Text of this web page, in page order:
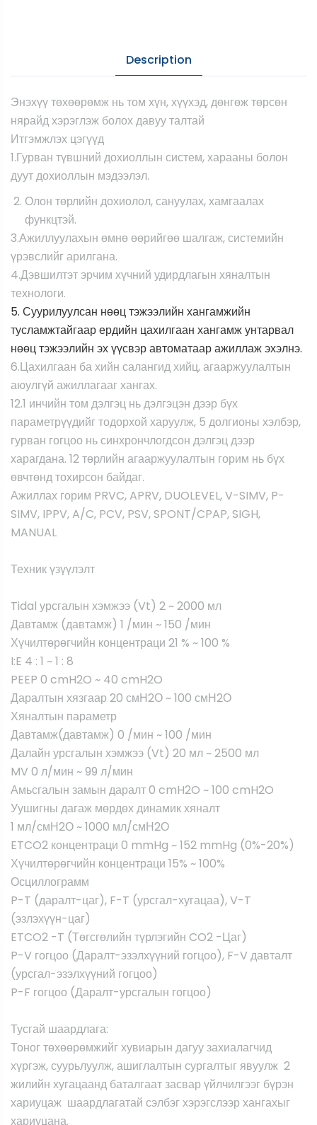
Description
Энэхүү төхөөрөмж нь том хүн, хүүхэд, дөнгөж төрсөн
нярайд хэрэглэж болох давуу талтай
Итгэмжлэх цэгүүд
1.Гурван түвшний дохиоллын систем, харааны болон
дуут дохиоллын мэдээлэл.
Олон төрлийн дохиолол, сануулах, хамгаалах
функцтэй.
3.Ажиллуулахын өмнө өөрийгөө шалгаж, системийн
үрэвслийг арилгана.
4.Дэвшилтэт эрчим хүчний удирдлагын хяналтын
технологи.
5. Суурилуулсан нөөц тэжээлийн хангамжийн
тусламжтайгаар ердийн цахилгаан хангамж унтарвал
нөөц тэжээлийн эх үүсвэр автоматаар ажиллаж эхэлнэ.
6.Цахилгаан ба хийн салангид хийц, агааржуулалтын
аюулгүй ажиллагааг хангах.
12.1 инчийн том дэлгэц нь дэлгэцэн дээр бүх
параметрүүдийг тодорхой харуулж, 5 долгионы хэлбэр,
гурван гогцоо нь синхрончлогдсон дэлгэц дээр
харагдана. 12 төрлийн агааржуулалтын горим нь бүх
өвчтөнд тохирсон байдаг.
Ажиллах горим PRVC, APRV, DUOLEVEL, V-SIMV, P-
SIMV, IPPV, A/C, PCV, PSV, SPONT/CPAP, SIGH,
MANUAL
Техник үзүүлэлт
Tidal урсгалын хэмжээ (Vt) 2 ~ 2000 мл
Давтамж (давтамж) 1 /мин ~ 150 /мин
Хүчилтөрөгчийн концентраци 21 % ~ 100 %
I:E 4 : 1 ~ 1 : 8
PEEP 0 cmH2O ~ 40 cmH2O
Даралтын хязгаар 20 смН2О ~ 100 смН2О
Хяналтын параметр
Давтамж(давтамж) 0 /мин ~ 100 /мин
Далайн урсгалын хэмжээ (Vt) 20 мл ~ 2500 мл
MV 0 л/мин ~ 99 л/мин
Амьсгалын замын даралт 0 cmH2O ~ 100 cmH2O
Уушигны дагаж мөрдөх динамик хяналт
1 мл/смН2О ~ 1000 мл/смН2О
ETCO2 концентраци 0 mmHg ~ 152 mmHg (0%-20%)
Хүчилтөрөгчийн концентраци 15% ~ 100%
Осциллограмм
P-T (даралт-цаг), F-T (урсгал-хугацаа), V-T
(эзлэхүүн-цаг)
ETCO2 -T (Төгсгөлийн түрлэгийн CO2 -Цаг)
P-V гогцоо (Даралт-эзэлхүүний гогцоо), F-V давталт
(урсгал-эзэлхүүний гогцоо)
P-F гогцоо (Даралт-урсгалын гогцоо)
Тусгай шаардлага:
Тоног төхөөрөмжийг хувиарын дагуу захиалагчид
хүргэж, суурьлуулж, ашиглалтын сургалтыг явуулж 2
жилийн хугацаанд баталгаат засвар үйлчилгээг бүрэн
хариуцаж шаардлагатай сэлбэг хэрэгслээр хангахыг
хариуцана.